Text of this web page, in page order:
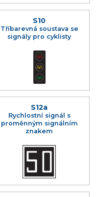
S10
Tříbarevná soustava se
signály pro cyklisty
S12a
Rychlostní signál s
proměnným signálním
znakem